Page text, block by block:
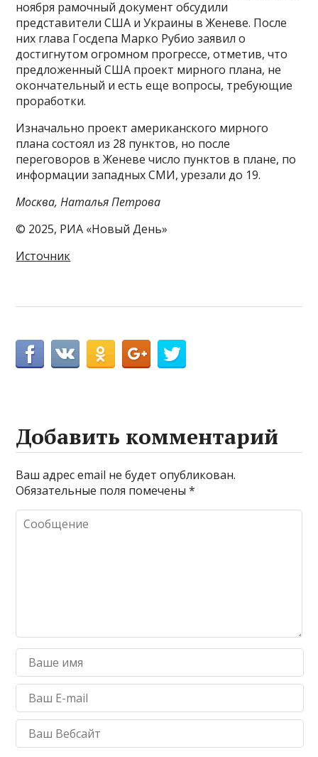
ноября рамочный документ обсудили
представители США и Украины в Женеве. После
них глава Госдепа Марко Рубио заявил о
достигнутом огромном прогрессе, отметив, что
предложенный США проект мирного плана, не
окончательный и есть еще вопросы, требующие
проработки.
Изначально проект американского мирного
плана состоял из 28 пунктов, но после
переговоров в Женеве число пунктов в плане, по
информации западных СМИ, урезали до 19.
Москва, Наталья Петрова
© 2025, РИА «Новый День»
Источник
Добавить комментарий
Ваш адрес email не будет опубликован.
Обязательные поля помечены*